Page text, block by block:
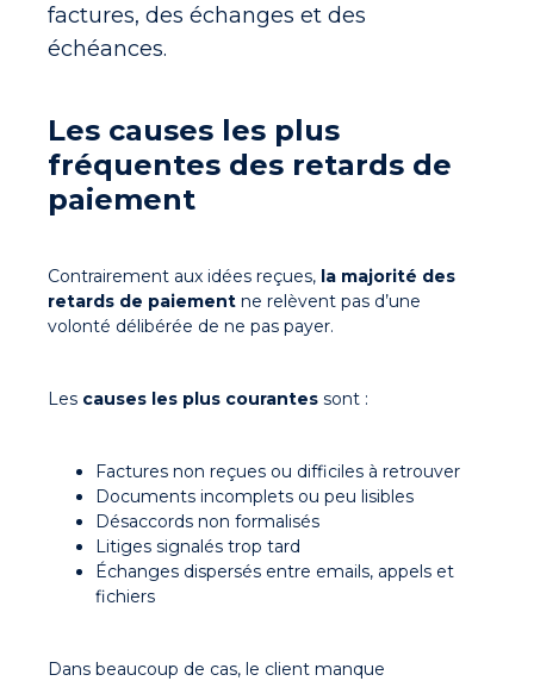
factures, des échanges et des
échéances.
Les causes les plus
fréquentes des retards de
paiement
Contrairement aux idées reçues, la majorité des
retards de paiement ne relèvent pas d’une
volonté délibérée de ne pas payer.
Les causes les plus courantes sont :
Factures non reçues ou difficiles à retrouver
Documents incomplets ou peu lisibles
Désaccords non formalisés
Litiges signalés trop tard
Échanges dispersés entre emails, appels et
fichiers
Dans beaucoup de cas, le client manque